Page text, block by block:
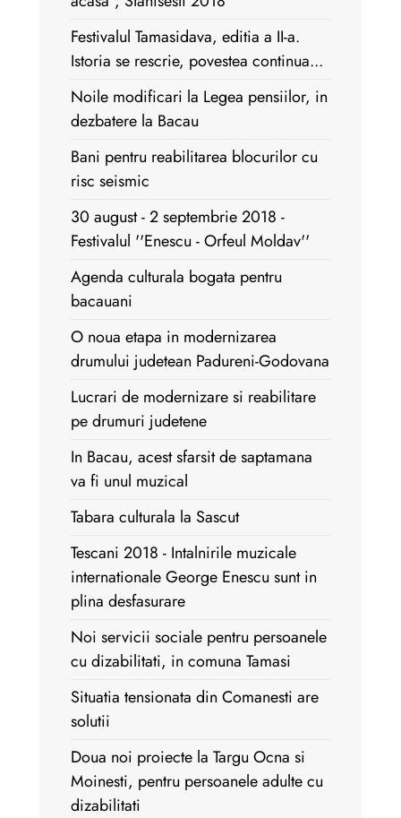
Festivalul Tamasidava, editia a II-a.
Istoria se rescrie, povestea continua...
Noile modificari la Legea pensiilor, in
dezbatere la Bacau
Bani pentru reabilitarea blocurilor cu
risc seismic
30 august - 2 septembrie 2018 -
Festivalul ''Enescu - Orfeul Moldav''
Agenda culturala bogata pentru
bacauani
O noua etapa in modernizarea
drumului judetean Padureni-Godovana
Lucrari de modernizare si reabilitare
pe drumuri judetene
In Bacau, acest sfarsit de saptamana
va fi unul muzical
Tabara culturala la Sascut
Tescani 2018 - Intalnirile muzicale
internationale George Enescu sunt in
plina desfasurare
Noi servicii sociale pentru persoanele
cu dizabilitati, in comuna Tamasi
Situatia tensionata din Comanesti are
solutii
Doua noi proiecte la Targu Ocna si
Moinesti, pentru persoanele adulte cu
dizabilitati